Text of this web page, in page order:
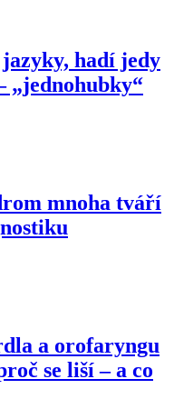
hadí jedy
„jednohubky“
mnoha tváří
a orofaryngu
se liší –⁠ a co